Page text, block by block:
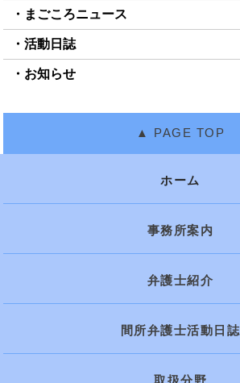
まごころニュース
活動日誌
お知らせ
ホーム
事務所案内
弁護士紹介
間所弁護士活動日誌